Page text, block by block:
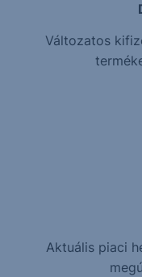
Változatos
Aktuális piaci